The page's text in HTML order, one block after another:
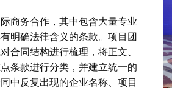
商务合作，其中包含大量专业
明确法律含义的条款。项目团
合同结构进行梳理，将正文、
条款进行分类，并建立统一的
中反复出现的企业名称、项目